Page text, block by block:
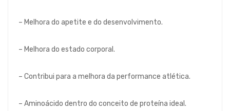
– Melhora do apetite e do desenvolvimento.
– Melhora do estado corporal.
– Contribui para a melhora da performance atlética.
– Aminoácido dentro do conceito de proteína ideal.